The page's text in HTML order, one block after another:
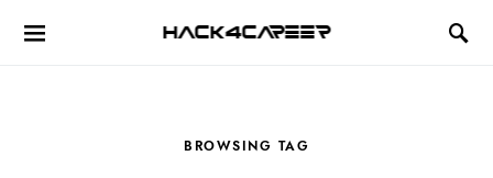
Hack4Career
BROWSING TAG